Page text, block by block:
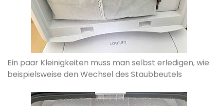
Ein paar Kleinigkeiten muss man selbst erledigen, wie
beispielsweise den Wechsel des Staubbeutels